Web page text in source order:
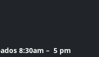
8:30am – 5 pm